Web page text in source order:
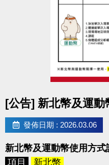
於活動報名期間，
攜帶1
體適能中心月卡
即可免費報名參加減脂競
參賽選手須本人報名填寫
1. 體適能中心月卡1張(原
> 使用期限為5/8(五) ~
期間內可不限次數不限
2. 身體組成分析檢測2次(
> 初測及尾測2次，並提
[公告] 新北幣及運動
發佈日期 : 2026.03.06
新北幣及運動幣使用方式
項目
新北幣